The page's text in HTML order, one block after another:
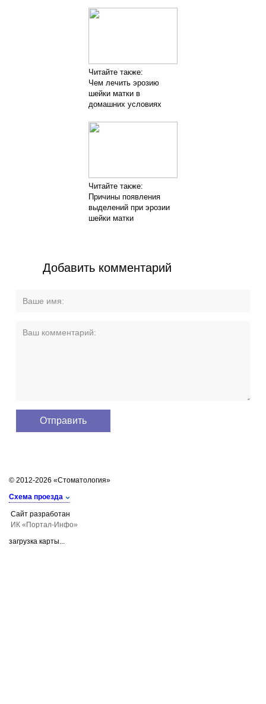
Читайте также:
Чем лечить эрозию
шейки матки в
домашних условиях
Читайте также:
Причины появления
выделений при эрозии
шейки матки
Добавить комментарий
© 2012-2026 «Стоматология»
Схема проезда
Сайт разработан
ИК «Портал-Инфо»
загрузка карты...